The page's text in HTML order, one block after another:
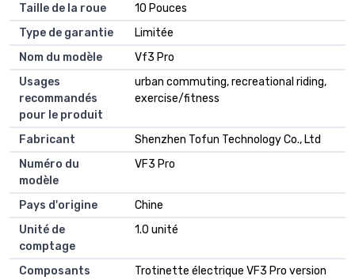
Taille de la roue
10 Pouces
Type de garantie
Limitée
Nom du modèle
Vf3 Pro
Usages
recommandés
pour le produit
urban commuting, recreational riding,
exercise/fitness
Fabricant
Shenzhen Tofun Technology Co., Ltd
Numéro du
modèle
VF3 Pro
Pays d'origine
Chine
Unité de
comptage
1.0 unité
Composants
Trotinette électrique VF3 Pro version